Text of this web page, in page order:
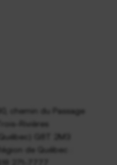
90, chemin du Passage
Trois-Rivières
(Québec) G8T 2M3
Région de Québec :